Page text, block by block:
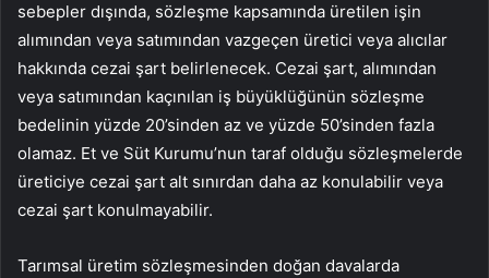
sebepler dışında, sözleşme kapsamında üretilen işin
alımından veya satımından vazgeçen üretici veya alıcılar
hakkında cezai şart belirlenecek. Cezai şart, alımından
veya satımından kaçınılan iş büyüklüğünün sözleşme
bedelinin yüzde 20’sinden az ve yüzde 50’sinden fazla
olamaz. Et ve Süt Kurumu’nun taraf olduğu sözleşmelerde
üreticiye cezai şart alt sınırdan daha az konulabilir veya
cezai şart konulmayabilir.
Tarımsal üretim sözleşmesinden doğan davalarda